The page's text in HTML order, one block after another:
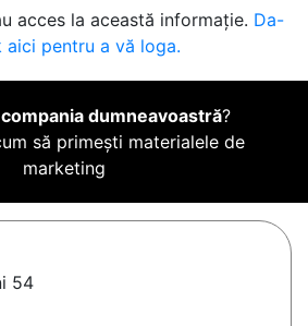
acces la această informație. Da-
pentru a vă loga.
dumneavoastră?
să primești materialele de
marketing
54